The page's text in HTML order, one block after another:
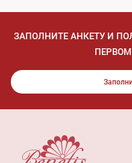
ЗАПОЛНИТЕ АНКЕТУ И